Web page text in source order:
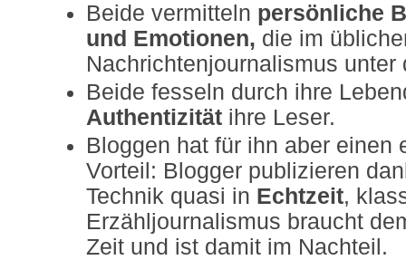
Beide vermitteln persönliche
und Emotionen, die im
Nachrichtenjournalismus unter
Beide fesseln durch ihre
Authentizität ihre Leser.
Bloggen hat für ihn aber einen
Vorteil: Blogger publizieren
Technik quasi in Echtzeit,
Erzähljournalismus braucht
Zeit und ist damit im Nachteil.